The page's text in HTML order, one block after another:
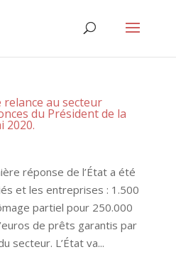
relance au secteur
du Président de la
2020.
réponse de l’État a été
et les entreprises : 1.500
partiel pour 250.000
de prêts garantis par
secteur. L’État va...